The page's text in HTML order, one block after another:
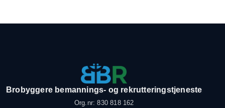
Brobyggere bemannings- og rekrutteringstjeneste
Org.nr: 830 818 162